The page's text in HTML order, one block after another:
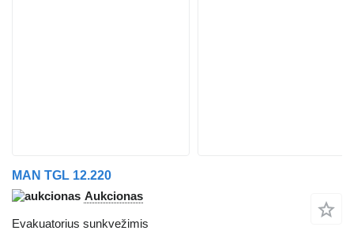
MAN TGL 12.220
Aukcionas
Evakuatorius sunkvežimis